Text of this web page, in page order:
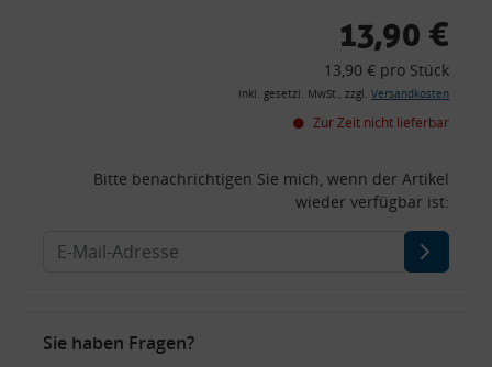
13,90 €
13,90 € pro Stück
inkl. gesetzl. MwSt., zzgl. Versandkosten
Zur Zeit nicht lieferbar
Bitte benachrichtigen Sie mich, wenn der Artikel
wieder verfügbar ist:
Sie haben Fragen?